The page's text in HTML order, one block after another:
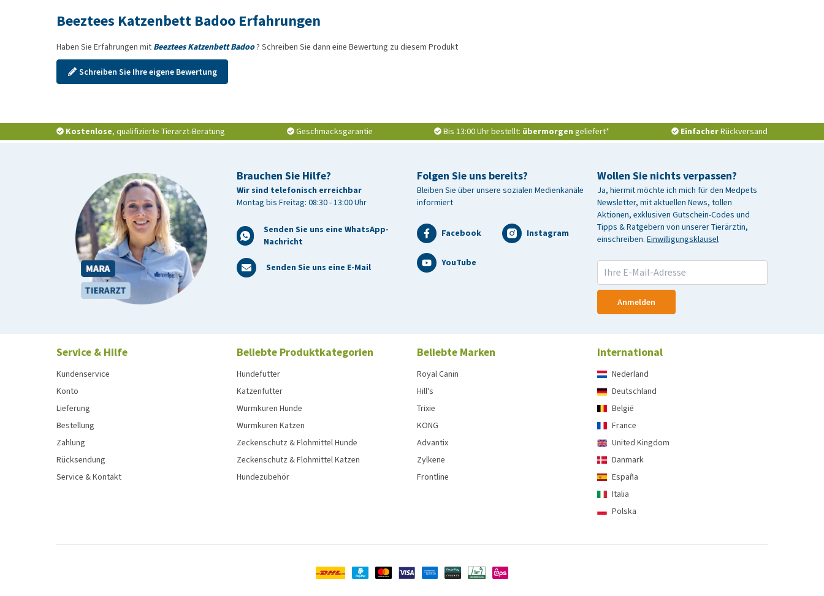
Beeztees Katzenbett Badoo Erfahrungen
Haben Sie Erfahrungen mit Beeztees Katzenbett Badoo? Schreiben Sie dann eine Bewertung zu diesem Produkt
Schreiben Sie Ihre eigene Bewertung
Kostenlose, qualifizierte Tierarzt-Beratung Geschmacksgarantie Bis 13:00 Uhr bestellt: übermorgen geliefert* EinfacherRückversand
Brauchen Sie Hilfe?
Wir sind telefonisch erreichbar
Montag bis Freitag: 08:30 - 13:00 Uhr
Senden Sie uns eine WhatsApp-
Nachricht
Senden Sie uns eine E-Mail
Wollen Sie nichts verpassen?
Ja, hiermit möchte ich mich für den Medpets
Newsletter, mit aktuellen News, tollen
Aktionen, exklusiven Gutschein-Codes und
Tipps & Ratgebern von unserer Tierärztin,
einschreiben. Einwilligungsklausel
Anmelden
Folgen Sie uns bereits?
Bleiben Sie über unsere sozialen Medienkanäle
informiert
Facebook Instagram
YouTube
Service & Hilfe
Kundenservice
Konto
Lieferung
Bestellung
Zahlung
Rücksendung
Service & Kontakt
Beliebte Produktkategorien
Hundefutter
Katzenfutter
Wurmkuren Hunde
Wurmkuren Katzen
Zeckenschutz & Flohmittel Hunde
Zeckenschutz & Flohmittel Katzen
Hundezubehör
Beliebte Marken
Royal Canin
Hill's
Trixie
KONG
Advantix
Zylkene
Frontline
International
Nederland
Deutschland
België
France
United Kingdom
Danmark
España
Italia
Polska